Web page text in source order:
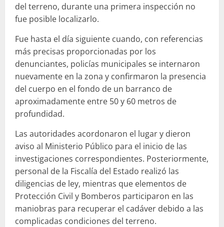
del terreno, durante una primera inspección no
fue posible localizarlo.
Fue hasta el día siguiente cuando, con referencias
más precisas proporcionadas por los
denunciantes, policías municipales se internaron
nuevamente en la zona y confirmaron la presencia
del cuerpo en el fondo de un barranco de
aproximadamente entre 50 y 60 metros de
profundidad.
Las autoridades acordonaron el lugar y dieron
aviso al Ministerio Público para el inicio de las
investigaciones correspondientes. Posteriormente,
personal de la Fiscalía del Estado realizó las
diligencias de ley, mientras que elementos de
Protección Civil y Bomberos participaron en las
maniobras para recuperar el cadáver debido a las
complicadas condiciones del terreno.